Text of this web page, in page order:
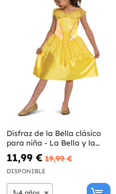
Disfraz de la Bella clásico
para niña - La Bella y la
Bestia
11,99 € 19,99 €
DISPONIBLE